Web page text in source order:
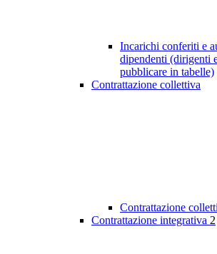
Incarichi conferiti e
dipendenti (dirigenti
pubblicare in tabelle)
Contrattazione collettiva
Contrattazione
Contrattazione integrativa 2